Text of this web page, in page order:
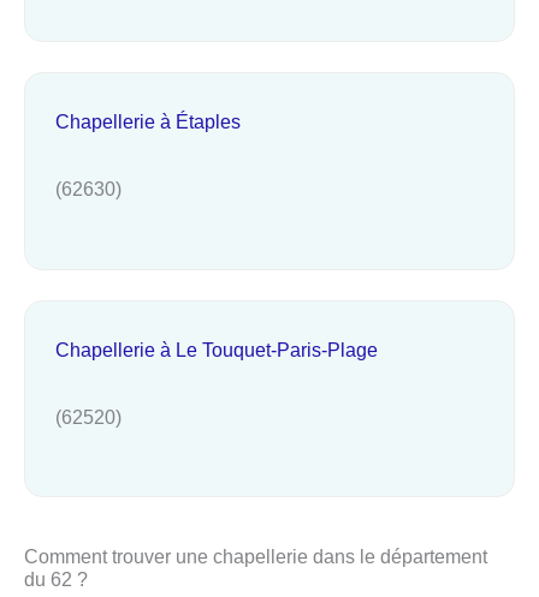
Chapellerie à Étaples
(62630)
Chapellerie à Le Touquet-Paris-Plage
(62520)
Comment trouver une chapellerie dans le département
du 62 ?